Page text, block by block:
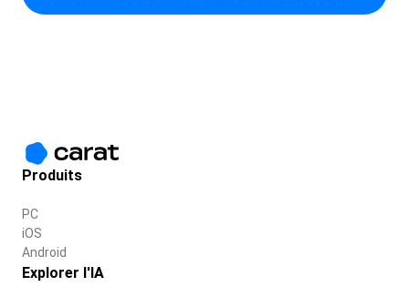
Produits
PC
iOS
Android
Explorer l'IA